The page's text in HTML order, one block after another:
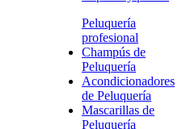
Peluquería
profesional
Champús de
Peluquería
Acondicionadores
de Peluquería
Mascarillas de
Peluquería